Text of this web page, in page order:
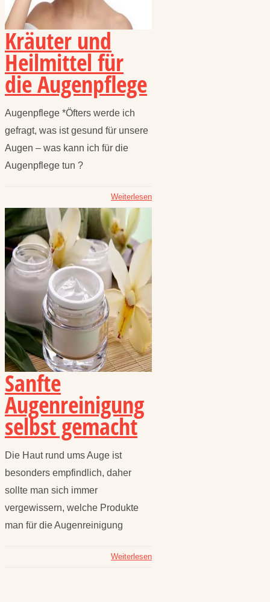
Kräuter und
Heilmittel für
die Augenpflege
Augenpflege *Öfters werde ich
gefragt, was ist gesund für unsere
Augen – was kann ich für die
Augenpflege tun ?
Weiterlesen
Sanfte
Augenreinigung
selbst gemacht
Die Haut rund ums Auge ist
besonders empfindlich, daher
sollte man sich immer
vergewissern, welche Produkte
man für die Augenreinigung
Weiterlesen